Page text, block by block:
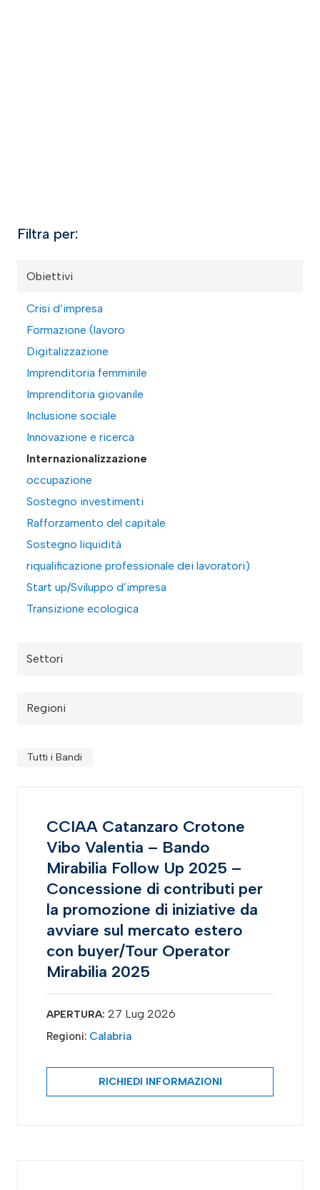
Filtra per:
Obiettivi
Crisi d’impresa
Formazione (lavoro
Digitalizzazione
Imprenditoria femminile
Imprenditoria giovanile
Inclusione sociale
Innovazione e ricerca
Internazionalizzazione
occupazione
Sostegno investimenti
Rafforzamento del capitale
Sostegno liquidità
riqualificazione professionale dei lavoratori)
Start up/Sviluppo d’impresa
Transizione ecologica
Settori
Regioni
Tutti i Bandi
CCIAA Catanzaro Crotone
Vibo Valentia – Bando
Mirabilia Follow Up 2025 –
Concessione di contributi per
la promozione di iniziative da
avviare sul mercato estero
con buyer/Tour Operator
Mirabilia 2025
APERTURA: 27 Lug 2026
Regioni: Calabria
RICHIEDI INFORMAZIONI